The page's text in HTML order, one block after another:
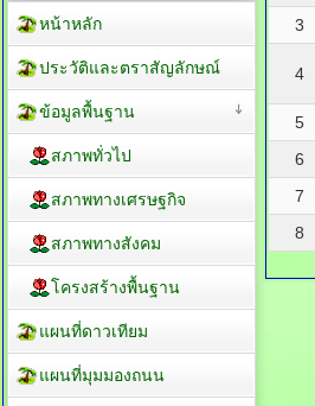
3
4
5
6
7
8
หน้าหลัก
ประวัติและตราสัญลักษณ์
ข้อมูลพื้นฐาน
สภาพทั่วไป
สภาพทางเศรษฐกิจ
สภาพทางสังคม
โครงสร้างพื้นฐาน
แผนที่ดาวเทียม
แผนที่มุมมองถนน